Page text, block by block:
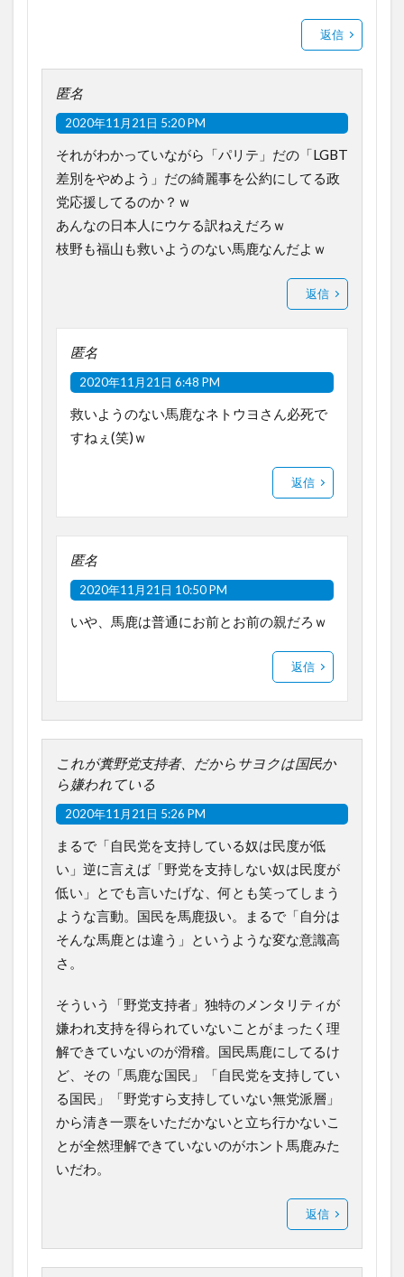
返信
匿名
2020年11月21日 5:20 PM
それがわかっていながら「パリテ」だの「LGBT
差別をやめよう」だの綺麗事を公約にしてる政
党応援してるのか？ｗ
あんなの日本人にウケる訳ねえだろｗ
枝野も福山も救いようのない馬鹿なんだよｗ
返信
匿名
2020年11月21日 6:48 PM
救いようのない馬鹿なネトウヨさん必死で
すねぇ(笑)ｗ
返信
匿名
2020年11月21日 10:50 PM
いや、馬鹿は普通にお前とお前の親だろｗ
返信
これが糞野党支持者、だからサヨクは国民か
ら嫌われている
2020年11月21日 5:26 PM
まるで「自民党を支持している奴は民度が低
い」逆に言えば「野党を支持しない奴は民度が
低い」とでも言いたげな、何とも笑ってしまう
ような言動。国民を馬鹿扱い。まるで「自分は
そんな馬鹿とは違う」というような変な意識高
さ。
そういう「野党支持者」独特のメンタリティが
嫌われ支持を得られていないことがまったく理
解できていないのが滑稽。国民馬鹿にしてるけ
ど、その「馬鹿な国民」「自民党を支持してい
る国民」「野党すら支持していない無党派層」
から清き一票をいただかないと立ち行かないこ
とが全然理解できていないのがホント馬鹿みた
いだわ。
返信